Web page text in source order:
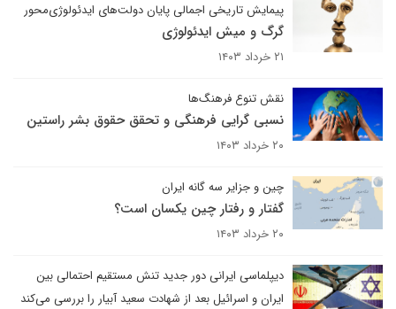
پیمایش تاریخی اجمالی پایان دولت‌های ایدئولوژی‌محور
گرگ و میش ایدئولوژی
۲۱ خرداد ۱۴۰۳
نقش تنوع فرهنگ‌ها
نسبی گرایی فرهنگی و تحقق حقوق بشر راستین
۲۰ خرداد ۱۴۰۳
چین و جزایر سه گانه ایران
گفتار و رفتار چین یکسان است؟
۲۰ خرداد ۱۴۰۳
دیپلماسی ایرانی دور جدید تنش مستقیم احتمالی بین
ایران و اسرائیل بعد از شهادت سعید آبیار را بررسی می‌کند